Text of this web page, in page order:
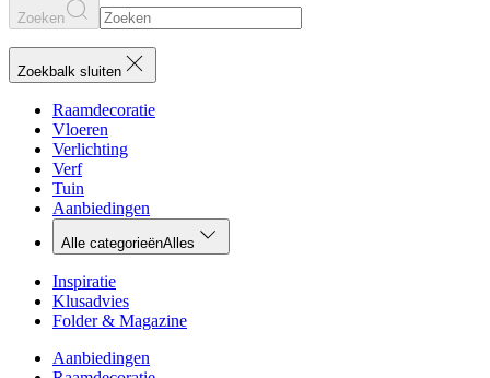
Zoeken
Zoekbalk sluiten
Raamdecoratie
Vloeren
Verlichting
Verf
Tuin
Aanbiedingen
Alle categorieënAlles
Inspiratie
Klusadvies
Folder & Magazine
Aanbiedingen